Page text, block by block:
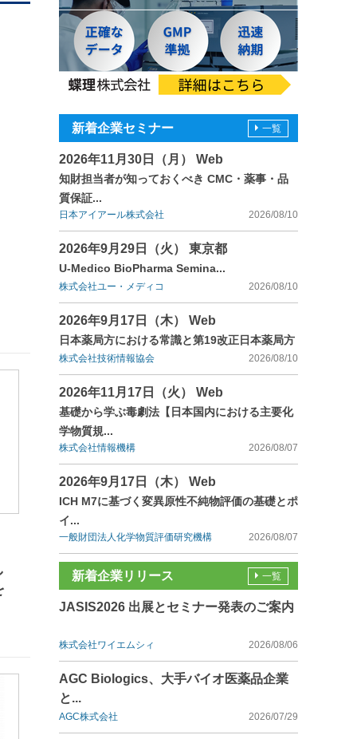
新着企業セミナー
2026年11月30日（月） Web
知財担当者が知っておくべき CMC・薬事・品
質保証...
日本アイアール株式会社 2026/08/10
2026年9月29日（火） 東京都
U-Medico BioPharma Semina...
株式会社ユー・メディコ 2026/08/10
2026年9月17日（木） Web
日本薬局方における常識と第19改正日本薬局方
株式会社技術情報協会 2026/08/10
2026年11月17日（火） Web
基礎から学ぶ毒劇法【日本国内における主要化
学物質規...
株式会社情報機構 2026/08/07
2026年9月17日（木） Web
ICH M7に基づく変異原性不純物評価の基礎とポ
イ...
一般財団法人化学物質評価研究機構 2026/08/07
一覧
新着企業リリース
JASIS2026 出展とセミナー発表のご案内
株式会社ワイエムシィ 2026/08/06
AGC Biologics、大手バイオ医薬品企業
と...
AGC株式会社 2026/07/29
一覧